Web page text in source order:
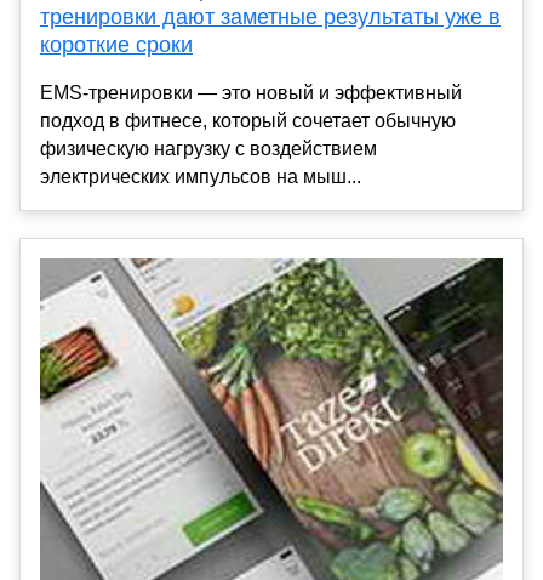
тренировки дают заметные результаты уже в
короткие сроки
EMS-тренировки — это новый и эффективный
подход в фитнесе, который сочетает обычную
физическую нагрузку с воздействием
электрических импульсов на мыш...